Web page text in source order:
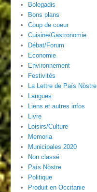
Bolegadis
Bons plans
Coup de coeur
Cuisine/Gastronomie
Débat/Forum
Economie
Environnement
Festivités
La Lettre de País Nòstre
Langues
Liens et autres infos
Livre
Loisirs/Culture
Memoria
Municipales 2020
Non classé
País Nòstre
Politique
Produit en Occitanie